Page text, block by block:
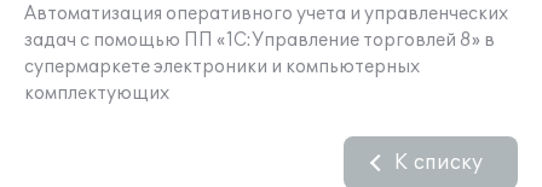
Автоматизация оперативного учета и управленческих
задач с помощью ПП «1С:Управление торговлей 8» в
супермаркете электроники и компьютерных
комплектующих
К списку